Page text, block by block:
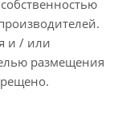
и / или
размещения